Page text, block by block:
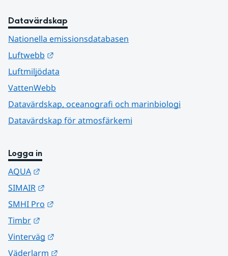
Datavärdskap
Nationella emissionsdatabasen
Luftwebb
Luftmiljödata
VattenWebb
Datavärdskap, oceanografi och marinbiologi
Datavärdskap för atmosfärkemi
Logga in
AQUA
SIMAIR
SMHI Pro
Timbr
Vinterväg
Väderlarm